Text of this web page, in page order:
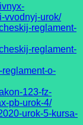
vvodnyj-urok/
reglament-
reglament-
reglament-o-
123-fz-
pb-urok-4/
urok-5-kursa-